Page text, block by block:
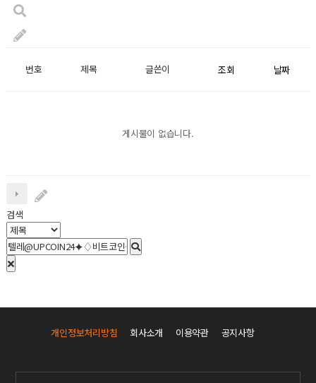
번호 제목 글쓴이 조회 날짜
게시물이 없습니다.
검색
개인정보처리방침 회사소개 이용약관 공지사항